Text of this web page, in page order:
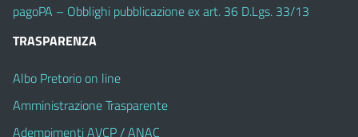
pagoPA – Obblighi pubblicazione ex art. 36 D.Lgs. 33/13
TRASPARENZA
Albo Pretorio on line
Amministrazione Trasparente
Adempimenti AVCP / ANAC